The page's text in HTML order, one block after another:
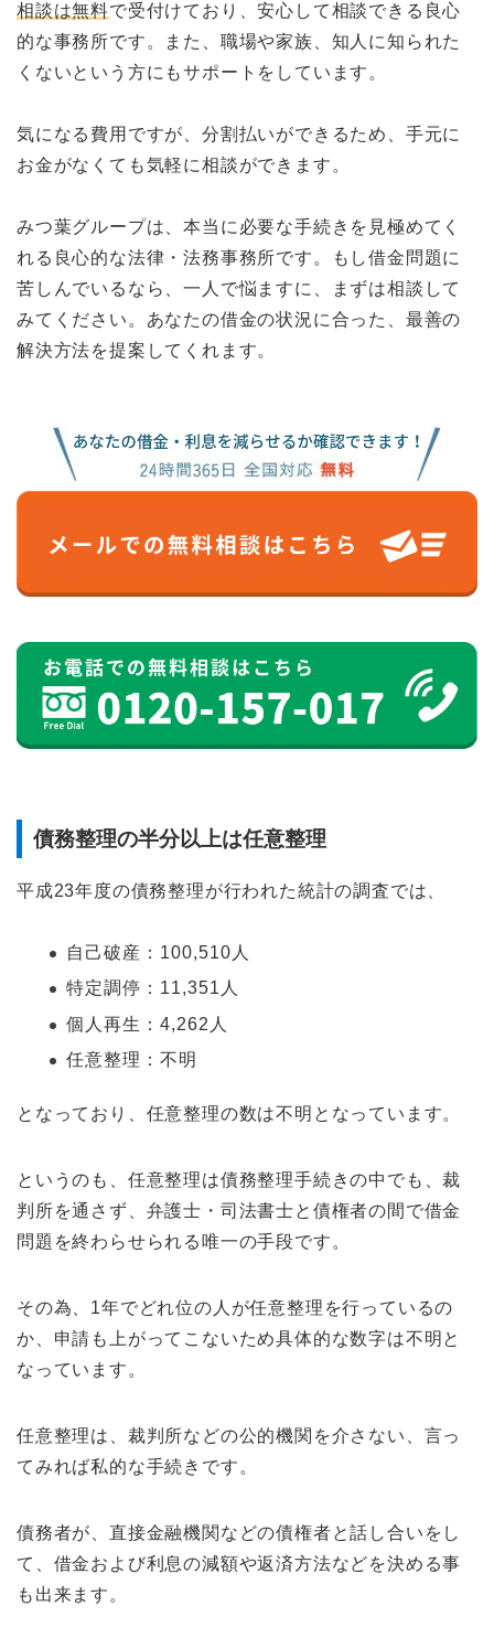
相談は無料で受付けており、安心して相談できる良心
的な事務所です。また、職場や家族、知人に知られた
くないという方にもサポートをしています。
気になる費用ですが、分割払いができるため、手元に
お金がなくても気軽に相談ができます。
みつ葉グループは、本当に必要な手続きを見極めてく
れる良心的な法律・法務事務所です。もし借金問題に
苦しんでいるなら、一人で悩ますに、まずは相談して
みてください。あなたの借金の状況に合った、最善の
解決方法を提案してくれます。
債務整理の半分以上は任意整理
平成23年度の債務整理が行われた統計の調査では、
自己破産：100,510人
特定調停：11,351人
個人再生：4,262人
任意整理：不明
となっており、任意整理の数は不明となっています。
というのも、任意整理は債務整理手続きの中でも、裁
判所を通さず、弁護士・司法書士と債権者の間で借金
問題を終わらせられる唯一の手段です。
その為、1年でどれ位の人が任意整理を行っているの
か、申請も上がってこないため具体的な数字は不明と
なっています。
任意整理は、裁判所などの公的機関を介さない、言っ
てみれば私的な手続きです。
債務者が、直接金融機関などの債権者と話し合いをし
て、借金および利息の減額や返済方法などを決める事
も出来ます。